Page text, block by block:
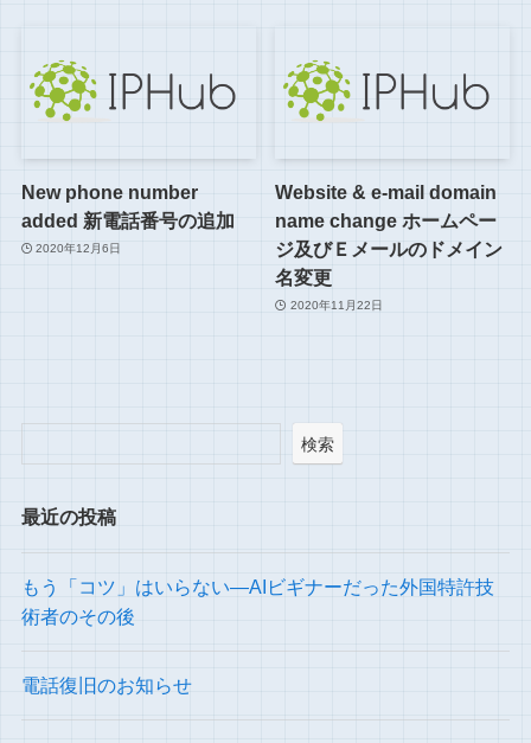
New phone number
added 新電話番号の追加
2020年12月6日
Website & e-mail domain
name change ホームペー
ジ及びＥメールのドメイン
名変更
2020年11月22日
検索
最近の投稿
もう「コツ」はいらない―AIビギナーだった外国特許技
術者のその後
電話復旧のお知らせ